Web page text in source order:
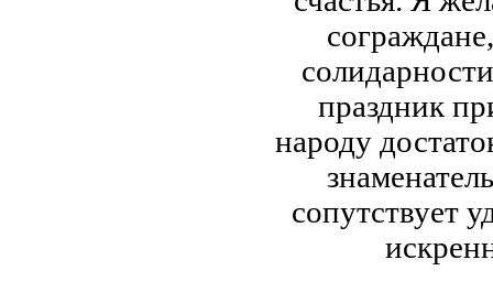
праздник
народу
сопутствует